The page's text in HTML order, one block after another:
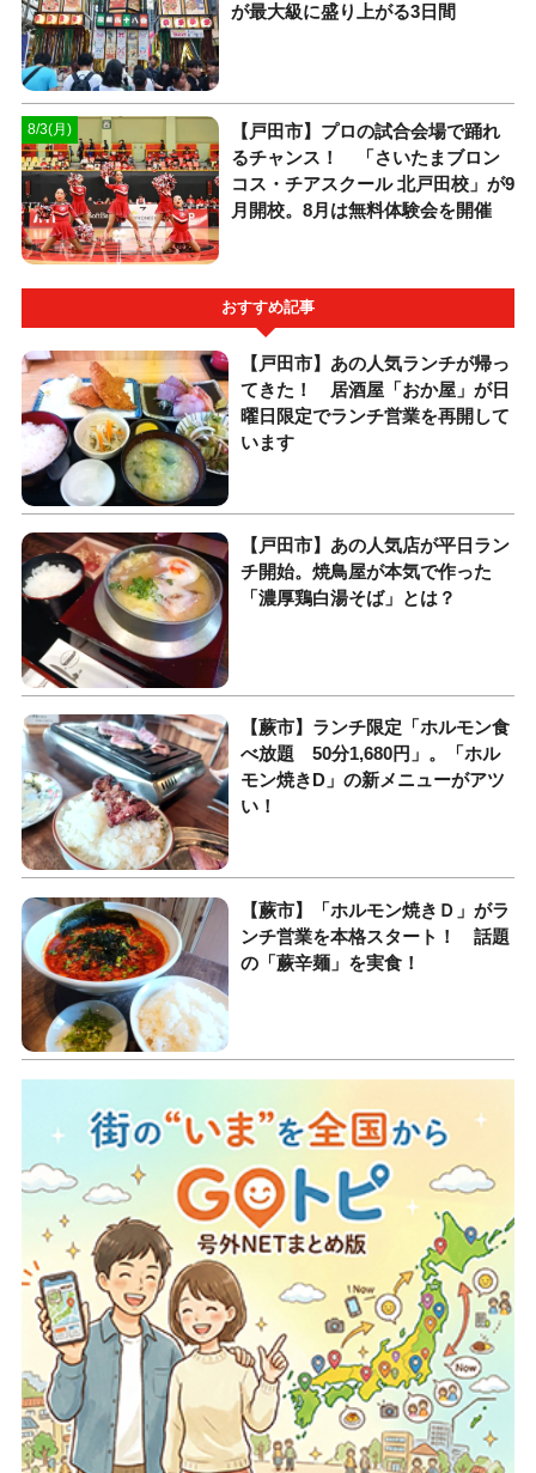
が最大級に盛り上がる3日間
8/3(月)
【戸田市】プロの試合会場で踊れ
るチャンス！ 「さいたまブロン
コス・チアスクール 北戸田校」が9
月開校。8月は無料体験会を開催
おすすめ記事
【戸田市】あの人気ランチが帰っ
てきた！ 居酒屋「おか屋」が日
曜日限定でランチ営業を再開して
います
【戸田市】あの人気店が平日ラン
チ開始。焼鳥屋が本気で作った
「濃厚鶏白湯そば」とは？
【蕨市】ランチ限定「ホルモン食
べ放題 50分1,680円」。「ホル
モン焼きD」の新メニューがアツ
い！
【蕨市】「ホルモン焼きＤ」がラ
ンチ営業を本格スタート！ 話題
の「蕨辛麺」を実食！